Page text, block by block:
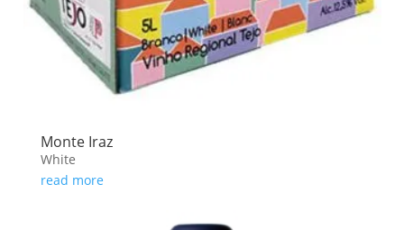
Monte Iraz
White
read more